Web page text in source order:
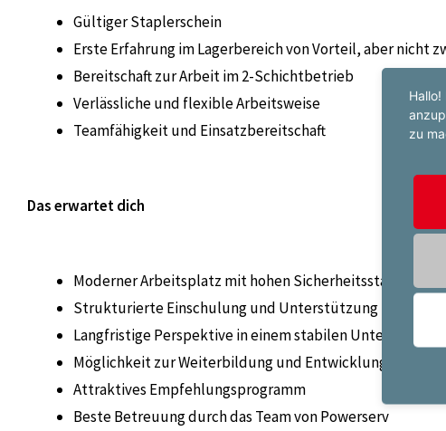
Gültiger Staplerschein
Erste Erfahrung im Lagerbereich von Vorteil, aber nicht
Bereitschaft zur Arbeit im 2-Schichtbetrieb
Verlässliche und flexible Arbeitsweise
Teamfähigkeit und Einsatzbereitschaft
Das erwartet dich
Moderner Arbeitsplatz mit hohen Sicherheitsstandards
Strukturierte Einschulung und Unterstützung im
Langfristige Perspektive in einem stabilen Unternehmen
Möglichkeit zur Weiterbildung und Entwicklung
Attraktives Empfehlungsprogramm
Beste Betreuung durch das Team von Powerserv
Hallo!
zu